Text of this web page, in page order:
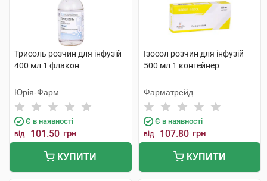
Трисоль розчин для інфузій
400 мл 1 флакон
Юрія-Фарм
Є в наявності
від 101.50 грн
КУПИТИ
Ізосол розчин для інфузій
500 мл 1 контейнер
Фарматрейд
Є в наявності
від 107.80 грн
КУПИТИ